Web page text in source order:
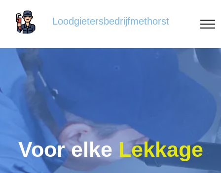
Loodgietersbedrijfmethorst
Voor elke Lekkage